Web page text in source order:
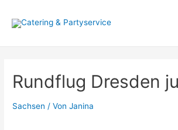
Inhalt
Rundflug Dresden
Sachsen / VonJanina